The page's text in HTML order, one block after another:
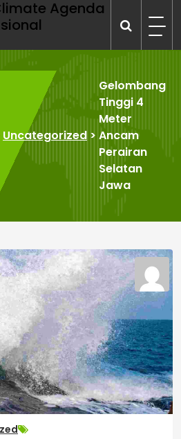
Agenda
Uncategorized >
Gelombang
Tinggi 4
Meter
Ancam
Perairan
Selatan
Jawa